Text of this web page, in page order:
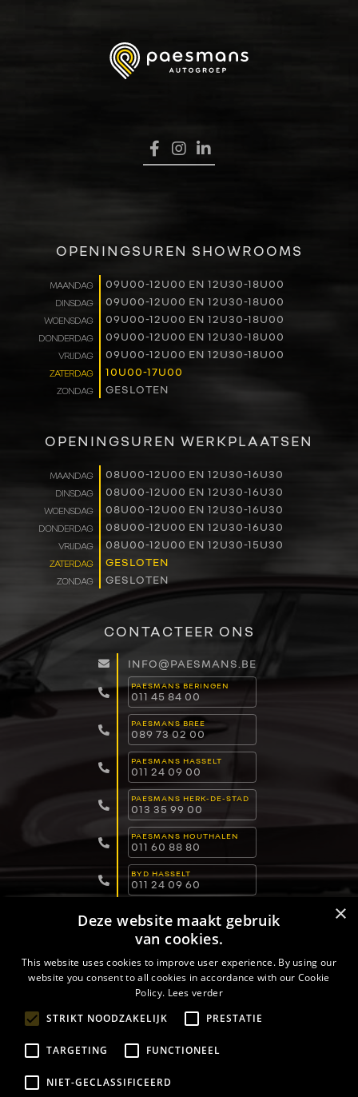
OPENINGSUREN SHOWROOMS
MAANDAG 09U00-12U00 EN 12U30-18U00
DINSDAG 09U00-12U00 EN 12U30-18U00
WOENSDAG 09U00-12U00 EN 12U30-18U00
DONDERDAG 09U00-12U00 EN 12U30-18U00
VRIJDAG 09U00-12U00 EN 12U30-18U00
ZATERDAG 10U00-17U00
ZONDAG GESLOTEN
OPENINGSUREN WERKPLAATSEN
MAANDAG 08U00-12U00 EN 12U30-16U30
DINSDAG 08U00-12U00 EN 12U30-16U30
WOENSDAG 08U00-12U00 EN 12U30-16U30
DONDERDAG 08U00-12U00 EN 12U30-16U30
VRIJDAG 08U00-12U00 EN 12U30-15U30
ZATERDAG GESLOTEN
ZONDAG GESLOTEN
CONTACTEER ONS
INFO@PAESMANS.BE
PAESMANS BERINGEN
011 45 84 00
PAESMANS BREE
089 73 02 00
PAESMANS HASSELT
011 24 09 00
PAESMANS HERK-DE-STAD
013 35 99 00
PAESMANS HOUTHALEN
011 60 88 80
BYD HASSELT
011 24 09 60
011 15 04 00
089 82 30 30
PRIVACYBELEID VERKOOPSVOORWAARDEN
×
Deze website maakt gebruik
van cookies.
This website uses cookies to improve user experience. By using our
website you consent to all cookies in accordance with our Cookie
Policy. Lees verder
STRIKT NOODZAKELIJK
PRESTATIE
TARGETING FUNCTIONEEL
NIET-GECLASSIFICEERD